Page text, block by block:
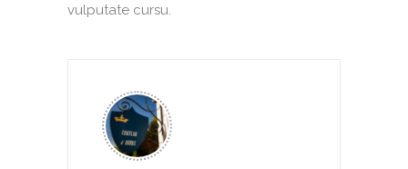
vulputate cursu.